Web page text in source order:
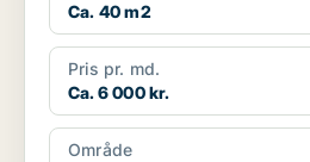
Ca. 40 m2
Pris pr. md.
Ca. 6 000 kr.
Område